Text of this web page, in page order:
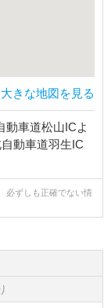
大きな地図を見る
動車道松山ICよ
動車道羽生IC
必ずしも正確でない情